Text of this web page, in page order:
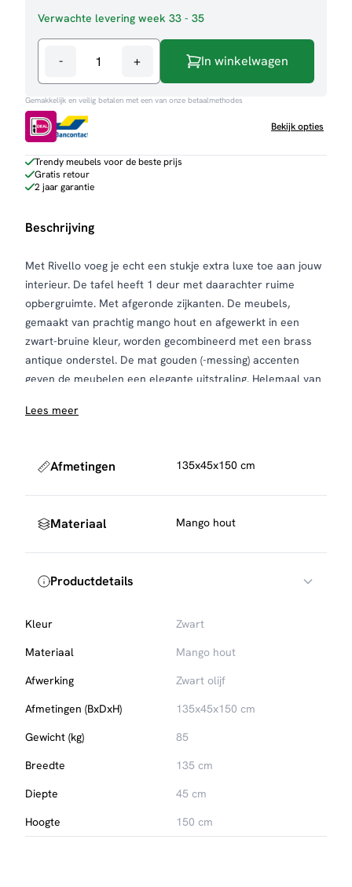
Verwachte levering week 33 - 35
-
Rivello
aantal
+ In winkelwagen
Gemakkelijk en veilig betalen met een van onze betaalmethodes
Bekijk opties
Trendy meubels voor de beste prijs
Gratis retour
2 jaar garantie
Beschrijving
Met Rivello voeg je echt een stukje extra luxe toe aan jouw
interieur. De tafel heeft 1 deur met daarachter ruime
opbergruimte. Met afgeronde zijkanten. De meubels,
gemaakt van prachtig mango hout en afgewerkt in een
zwart-bruine kleur, worden gecombineerd met een brass
antique onderstel. De mat gouden (-messing) accenten
geven de meubelen een elegante uitstraling. Helemaal van
Lees meer
Afmetingen 135x45x150 cm
Materiaal Mango hout
Productdetails
Kleur
Zwart
Materiaal
Mango hout
Afwerking
Zwart olijf
Afmetingen (BxDxH)
135x45x150 cm
Gewicht (kg)
85
Breedte
135 cm
Diepte
45 cm
Hoogte
150 cm